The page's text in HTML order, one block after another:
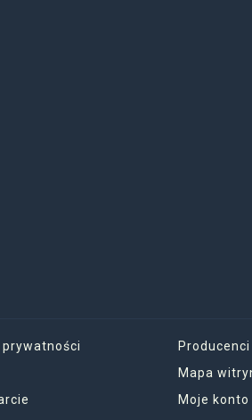
Producenci
Mapa
Moje konto